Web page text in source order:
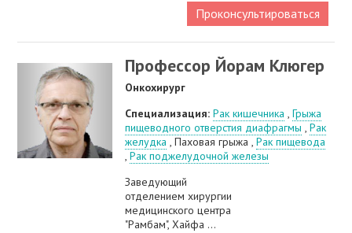
Проконсультироваться
Профессор Йорам Клюгер
Онкохирург
Специализация:Рак кишечника ,Грыжа
пищеводного отверстия диафрагмы ,Рак
желудка , Паховая грыжа ,Рак пищевода
,Рак поджелудочной железы
Заведующий
отделением хирургии
медицинского центра
"Рамбам", Хайфа ...